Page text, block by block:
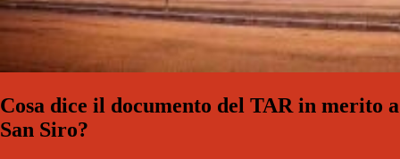
Cosa dice il documento del TAR in merito a
San Siro?